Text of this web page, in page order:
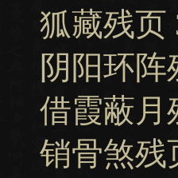
狐藏残页
阴阳环阵
借霞蔽月
销骨煞残